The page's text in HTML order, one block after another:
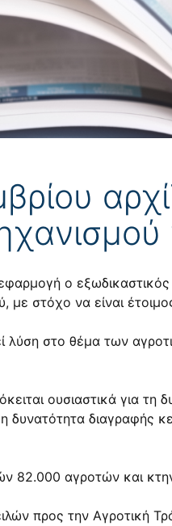
ο
με στόχο να είναι
λύση στο θέμα των
ουσιαστικά για
διαγραφής
82.000 αγροτών και
προς την Αγροτική